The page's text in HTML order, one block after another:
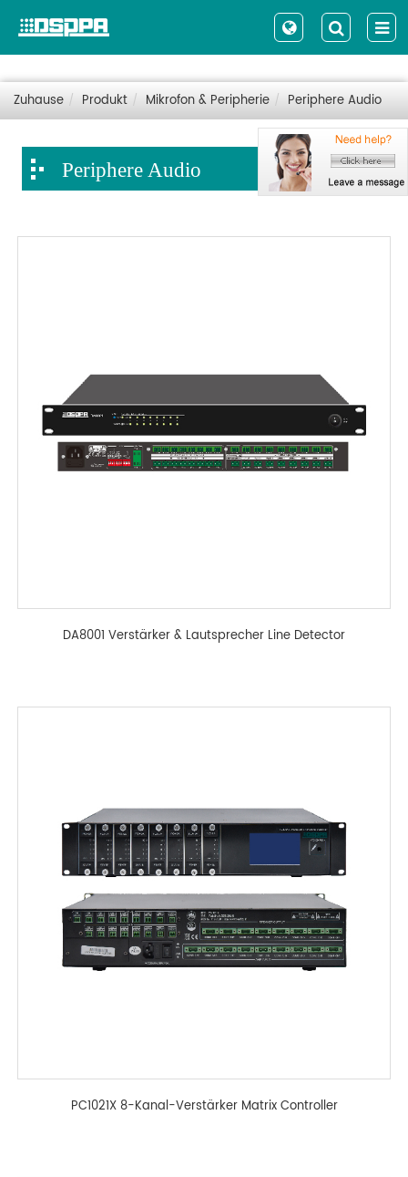
Zuhause Produkt Mikrofon & Peripherie Periphere Audio
Periphere Audio
DA8001 Verstärker & Lautsprecher Line Detector
PC1021X 8-Kanal-Verstärker Matrix Controller